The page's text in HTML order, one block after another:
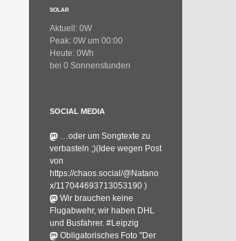
SOLAR
Aktuell: 0W
Peak: 0W um 00:00
Heute: 0Wh
bei 0 Sonnenstunden
SOCIAL MEDIA
…oder um Songtexte zu
verbasteln ;)(Idee wegen Post
von
https://chaos.social/@Natano
x/117044693713053190 )
Wir brauchen keine
Flugabwehr, wir haben DHL
und Busfahrer. #Leipzig
Obligatorisches Foto "Der